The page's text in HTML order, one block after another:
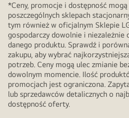
*Ceny, promocje i dostępność
poszczególnych sklepach
tym również w oficjalnym Sklepie
gospodarczy dowolnie i niezależnie
danego produktu. Sprawdź i
zakupu, aby wybrać
potrzeb. Ceny mogą ulec zmianie
dowolnym momencie. Ilość
promocjach jest ograniczona.
lub sprzedawców detalicznych o
dostępność oferty.